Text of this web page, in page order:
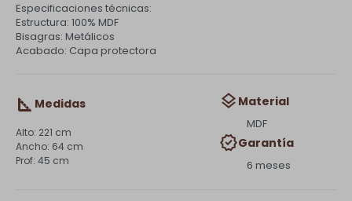
Especificaciones técnicas:
Estructura: 100% MDF
Bisagras: Metálicos
Acabado: Capa protectora
Medidas
221 cm
64 cm
45 cm
Material
MDF
Garantía
6 meses